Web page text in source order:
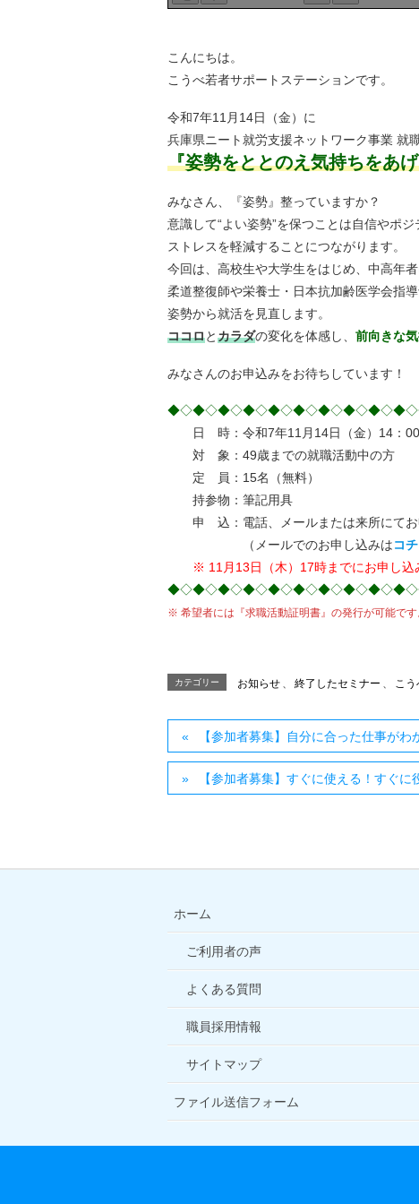
こんにちは。
こうべ若者サポートステーションです。
令和7年11月14日（金）に
兵庫県ニート就労支援ネットワーク事業 就
『姿勢をととのえ気持ちをあ
みなさん、『姿勢』整っていますか？
意識して“よい姿勢”を保つことは自信やポジ
ストレスを軽減することにつながります。
今回は、高校生や大学生をはじめ、中高年
柔道整復師や栄養士・日本抗加齢医学会指
姿勢から就活を見直します。
ココロとカラダの変化を体感し、 前向きな
みなさんのお申込みをお待ちしています！
日 時：令和7年11月14日（金）14：00
対 象：49歳までの就職活動中の方
定 員：15名（無料）
持参物：筆記用具
申 込：電話、メールまたは来所にてお
（メールでのお申し込みはコ
※ 11月13日（木）17時までにお申し込
※ 希望者には『求職活動証明書』の発行が可能です
カテゴリー お知らせ 、 終了したセミナー 、 こう
【参加者募集】自分に合った仕事が
【参加者募集】すぐに使える！すぐ
ホーム
ご利用者の声
よくある質問
職員採用情報
サイトマップ
ファイル送信フォーム